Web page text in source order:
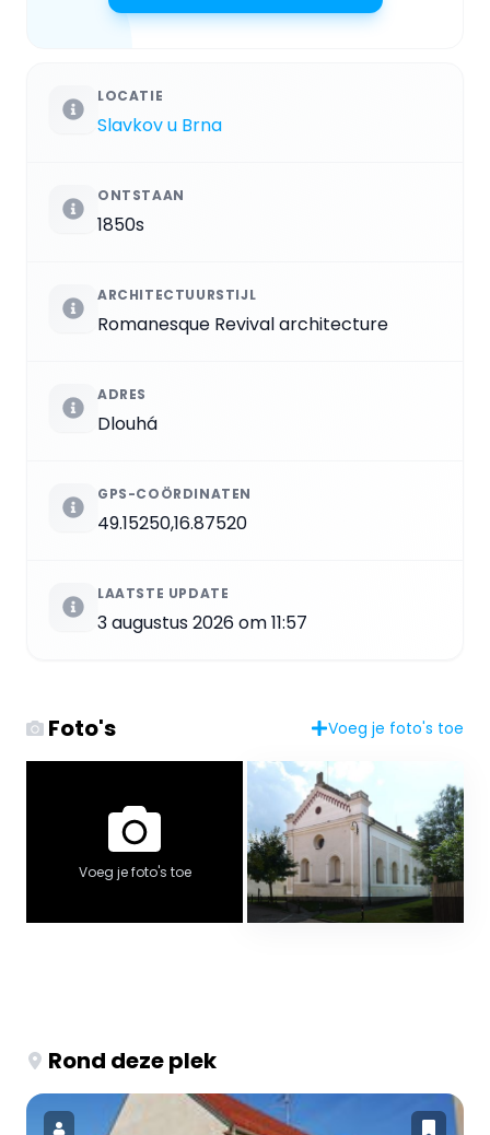
LOCATIE
Slavkov u Brna
ONTSTAAN
1850s
ARCHITECTUURSTIJL
Romanesque Revival architecture
ADRES
Dlouhá
GPS-COÖRDINATEN
49.15250,16.87520
LAATSTE UPDATE
3 augustus 2026 om 11:57
Foto's Voeg je foto's toe
Voeg je foto's toe
Rond deze plek